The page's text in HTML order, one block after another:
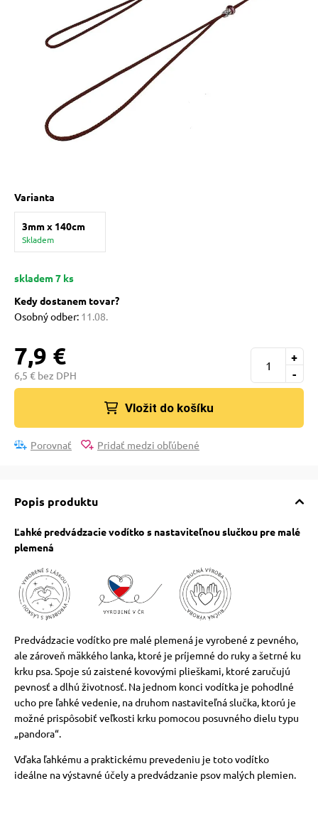
a pelechy
mačky
mačky
mačky
podložky
Varianta
3mm x 140cm
Skladem
skladem 7 ks
Kedy dostanem tovar?
Osobný odber: 11.08.
7,9 €
6,5 € bez DPH -
+
Vložit do košíku
Porovnať Pridať medzi obľúbené
Popis produktu
Ľahké predvádzacie vodítko s nastaviteľnou slučkou pre malé
plemená
Predvádzacie vodítko pre malé plemená je vyrobené z pevného, ​​
ale zároveň mäkkého lanka, ktoré je príjemné do ruky a šetrné ku
krku psa. Spoje sú zaistené kovovými plieškami, ktoré zaručujú
pevnosť a dlhú životnosť. Na jednom konci vodítka je pohodlné
ucho pre ľahké vedenie, na druhom nastaviteľná slučka, ktorú je
možné prispôsobiť veľkosti krku pomocou posuvného dielu typu
„pandora“.
Vďaka ľahkému a praktickému prevedeniu je toto vodítko
ideálne na výstavné účely a predvádzanie psov malých plemien.